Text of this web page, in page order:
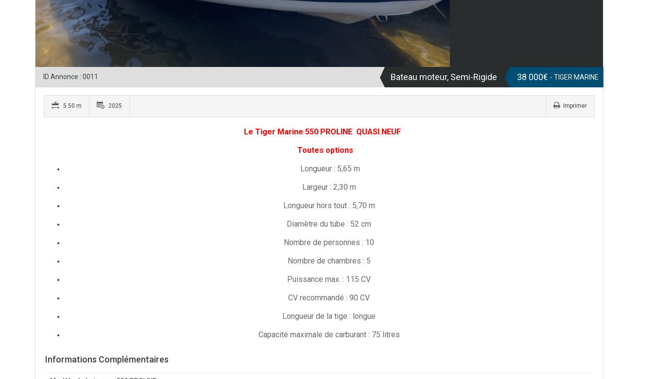
ID Annonce : 0011 Bateau moteur, Semi-Rigide 38 000€ - TIGER MARINE
5.50 m 2025 Imprimer
Le Tiger Marine 550 PROLINE QUASI NEUF
Toutes options
Longueur : 5,65 m
Largeur : 2,30 m
Longueur hors tout : 5,70 m
Diamètre du tube : 52 cm
Nombre de personnes : 10
Nombre de chambres : 5
Puissance max. : 115 CV
CV recommandé : 90 CV
Longueur de la tige : longue
Capacité maximale de carburant : 75 litres
Informations Complémentaires